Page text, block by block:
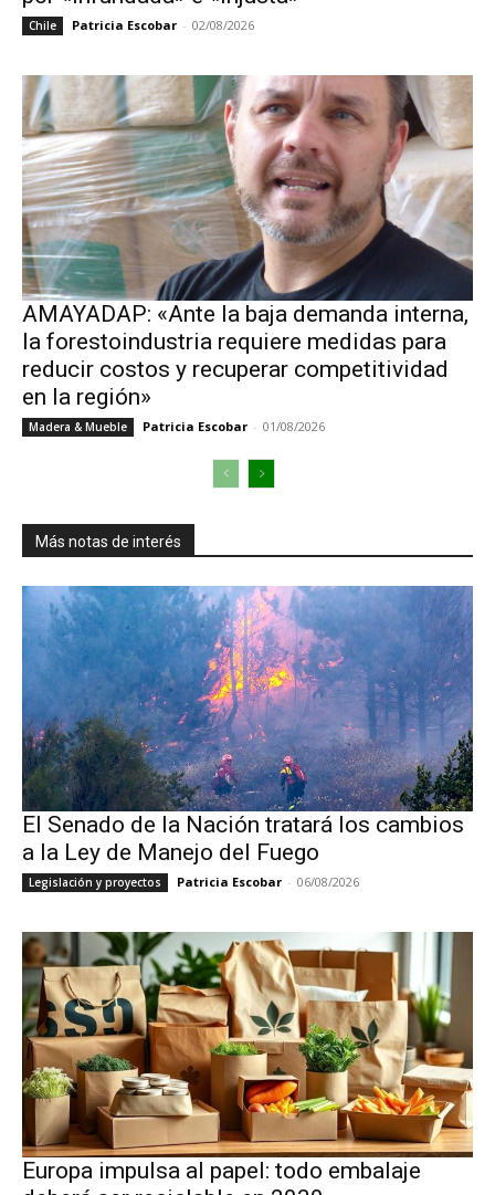
Chile Patricia Escobar - 02/08/2026
AMAYADAP: «Ante la baja demanda interna,
la forestoindustria requiere medidas para
reducir costos y recuperar competitividad
en la región»
Madera & Mueble Patricia Escobar - 01/08/2026
Más notas de interés
El Senado de la Nación tratará los cambios
a la Ley de Manejo del Fuego
Legislación y proyectos Patricia Escobar - 06/08/2026
Europa impulsa al papel: todo embalaje